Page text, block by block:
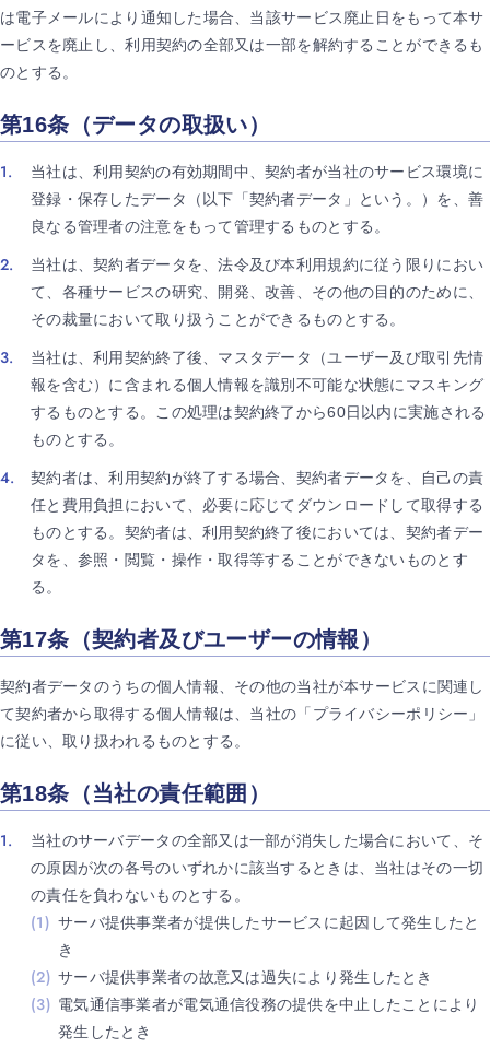
は電子メールにより通知した場合、当該サービス廃止日をもって本サ
ービスを廃止し、利用契約の全部又は一部を解約することができるも
のとする。
第16条（データの取扱い）
当社は、利用契約の有効期間中、契約者が当社のサービス環境に
登録・保存したデータ（以下「契約者データ」という。）を、善
良なる管理者の注意をもって管理するものとする。
当社は、契約者データを、法令及び本利用規約に従う限りにおい
て、各種サービスの研究、開発、改善、その他の目的のために、
その裁量において取り扱うことができるものとする。
当社は、利用契約終了後、マスタデータ（ユーザー及び取引先情
報を含む）に含まれる個人情報を識別不可能な状態にマスキング
するものとする。この処理は契約終了から60日以内に実施される
ものとする。
契約者は、利用契約が終了する場合、契約者データを、自己の責
任と費用負担において、必要に応じてダウンロードして取得する
ものとする。契約者は、利用契約終了後においては、契約者デー
タを、参照・閲覧・操作・取得等することができないものとす
る。
第17条（契約者及びユーザーの情報）
契約者データのうちの個人情報、その他の当社が本サービスに関連し
て契約者から取得する個人情報は、当社の「プライバシーポリシー」
に従い、取り扱われるものとする。
第18条（当社の責任範囲）
当社のサーバデータの全部又は一部が消失した場合において、そ
の原因が次の各号のいずれかに該当するときは、当社はその一切
の責任を負わないものとする。
サーバ提供事業者が提供したサービスに起因して発生したと
き
サーバ提供事業者の故意又は過失により発生したとき
電気通信事業者が電気通信役務の提供を中止したことにより
発生したとき